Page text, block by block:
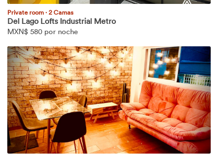
Private room ·2 Camas
Del Lago Lofts Industrial Metro
MXN$ 580 por noche